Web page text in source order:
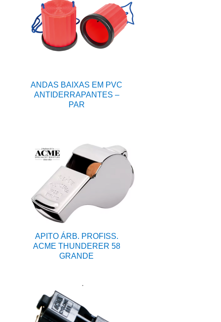
ANDAS BAIXAS EM PVC
ANTIDERRAPANTES –
PAR
APITO ÁRB. PROFISS.
ACME THUNDERER 58
GRANDE